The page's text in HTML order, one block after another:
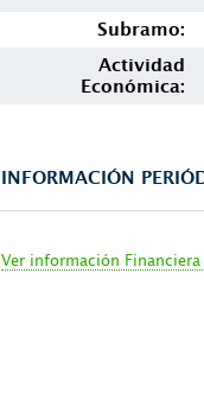
Subramo:
Actividad
Económica:
INFORMACIÓN
Ver información